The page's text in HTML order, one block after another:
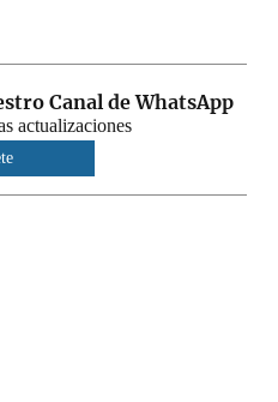
Canal de WhatsApp
actualizaciones